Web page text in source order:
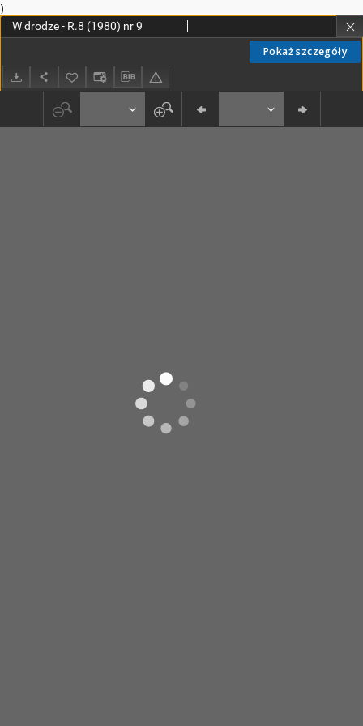
)
Pokaż szczegóły
W drodze - R.8 (1980) nr 9